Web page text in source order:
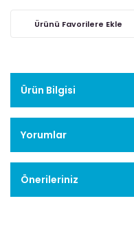
Ürün Bilgisi
Yorumlar
Önerileriniz